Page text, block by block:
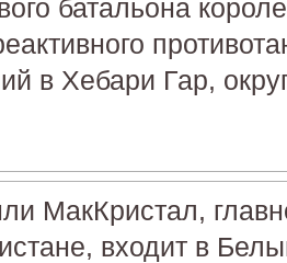
батальона
в Хебари Гар,
МакКристал,
входит в